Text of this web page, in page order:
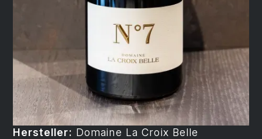
Hersteller: Domaine La Croix Belle